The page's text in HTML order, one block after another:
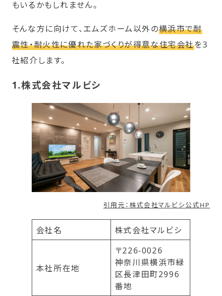
もいるかもしれません。
そんな方に向けて、エムズホーム以外の横浜市で耐
震性・耐火性に優れた家づくりが得意な住宅会社を3
社紹介します。
1.株式会社マルビシ
引用元：株式会社マルビシ公式HP
会社名 株式会社マルビシ
本社所在地
〒226-0026
神奈川県横浜市緑
区長津田町2996
番地